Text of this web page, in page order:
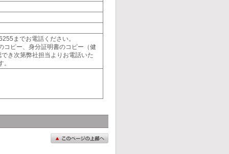
までお電話ください。
コピー、身分証明書のコピー（健
き次第弊社担当よりお電話いた